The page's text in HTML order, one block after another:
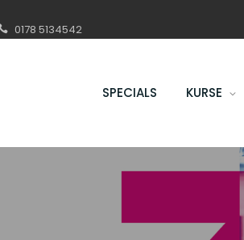
0178 5134542
SPECIALS KURSE